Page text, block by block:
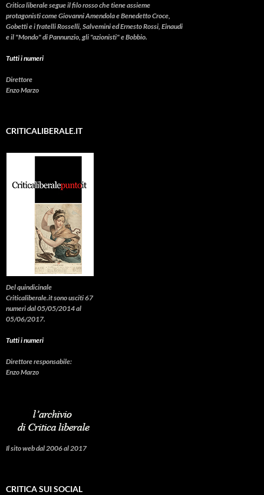
Critica liberalesegue il filo rosso che tiene assieme
protagonisti come Giovanni Amendola e Benedetto Croce,
Gobetti e i fratelli Rosselli, Salvemini ed Ernesto Rossi, Einaudi
e il "Mondo" di Pannunzio, gli "azionisti" e Bobbio.
Tutti i numeri
Direttore
Enzo Marzo
CRITICALIBERALE.IT
Del quindicinale
Criticaliberale.it sono usciti 67
numeri dal 05/05/2014 al
05/06/2017.
Tutti i numeri
Direttore responsabile:
Enzo Marzo
Il sito web dal 2006 al 2017
CRITICA SUI SOCIAL